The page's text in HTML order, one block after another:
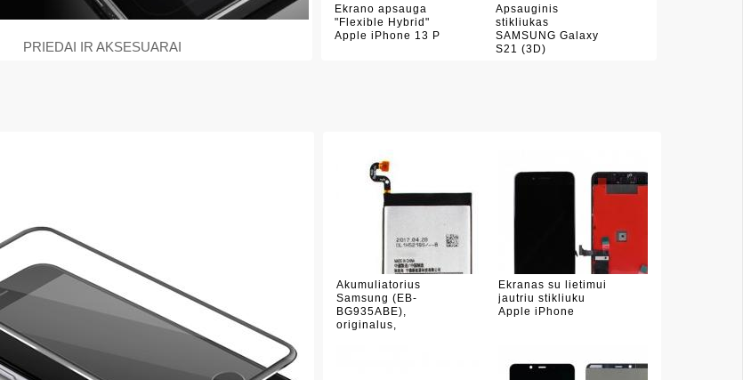
PRIEDAI IR AKSESUARAI
Ekrano apsauga
"Flexible Hybrid"
Apple iPhone 13 P
Apsauginis
stikliukas
SAMSUNG Galaxy
S21 (3D)
Akumuliatorius
Samsung (EB-
BG935ABE),
originalus,
Ekranas su lietimui
jautriu stikliuku
Apple iPhone